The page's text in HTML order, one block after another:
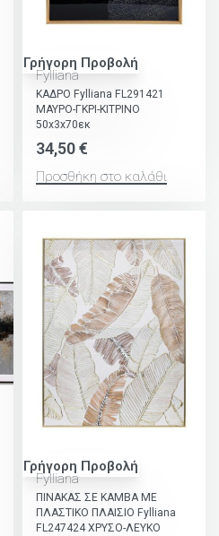
Γρήγορη Προβολή
Fylliana
ΚΑΔΡΟ Fylliana FL291421
ΜΑΥΡΟ-ΓΚΡΙ-ΚΙΤΡΙΝΟ
50x3x70εκ
34,50€
Προσθήκη στο καλάθι
Γρήγορη Προβολή
Fylliana
ΠΙΝΑΚΑΣ ΣΕ ΚΑΜΒΑ ΜΕ
ΠΛΑΣΤΙΚΟ ΠΛΑΙΣΙΟ Fylliana
FL247424 ΧΡΥΣΟ-ΛΕΥΚΟ